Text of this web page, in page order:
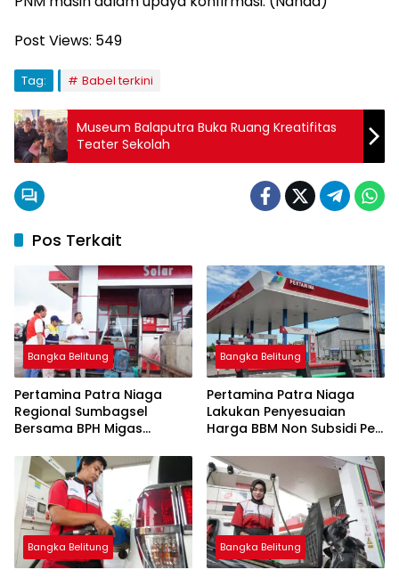
Post Views: 549
Tag: Babel terkini
Museum Balaputra Buka Ruang Kreatifitas
Teater Sekolah
Pos Terkait
Bangka Belitung
Pertamina Patra Niaga
Regional Sumbagsel
Bersama BPH Migas
Penyaluran BBM Subsidi
bagi Nelayan melalui
Aplikasi XSTAR
Bangka Belitung
Pertamina Patra Niaga
Lakukan Penyesuaian
Harga BBM Non Subsidi Per
Bangka Belitung Bangka Belitung